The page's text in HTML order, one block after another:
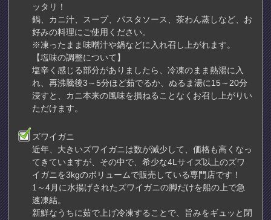
ッタリ！
鍋、カニ汁、スープ、パスタソース、茶わん蒸しなど、お
好みの料理にご使用ください。
※凍ったまま味噌汁や鍋などに入れ召し上がれます。
【塩味の調整について】
塩辛く感じる部分がありましたら、冷凍のまま熱湯に入
れ、再沸騰後3～5分ほど茹でるか、ぬるま湯に15～20分
浸すと、カニ本来の風味を損ねることなくお召し上がりい
ただけます。
ズワイガニ
近年、大きいズワイガニは数が減少して、価格も高くなっ
てきていますが、その中で、希少な4Lサイズ以上のズワ
イガニを3kgのボリュームで販売している専門店です！
1～4月に水揚げされたズワイガニの脚だけを船の上で急
速凍結。
新鮮なうちに茹で上げ冷凍することで、旨みをギュッと閉